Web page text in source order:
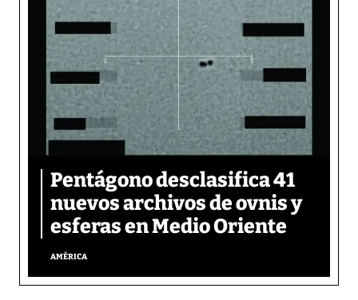
Pentágono desclasifica 41
nuevos archivos de ovnis y
esferas en Medio Oriente
AMÉRICA